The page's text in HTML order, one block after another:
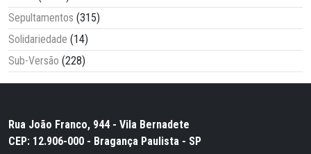
Sepultamentos (315)
Solidariedade (14)
Sub-Versão (228)
Rua João Franco, 944 - Vila Bernadete
CEP: 12.906-000 - Bragança Paulista - SP